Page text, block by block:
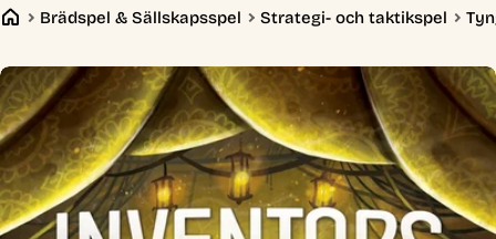
Brädspel & Sällskapsspel Strategi- och taktikspel